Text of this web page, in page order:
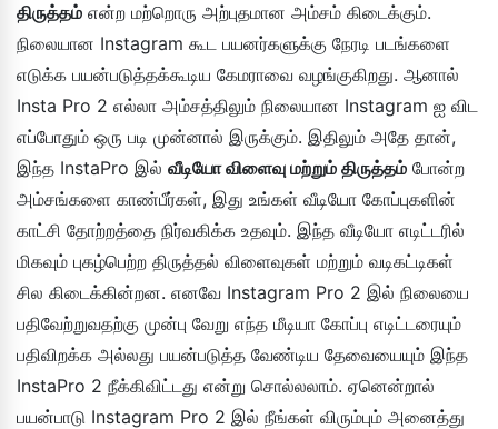
திருத்தம் என்ற மற்றொரு அற்புதமான அம்சம் கிடைக்கும்.
நிலையான Instagram கூட பயனர்களுக்கு நேரடி படங்களை
எடுக்க பயன்படுத்தக்கூடிய கேமராவை வழங்குகிறது. ஆனால்
Insta Pro 2 எல்லா அம்சத்திலும் நிலையான Instagram ஐ விட
எப்போதும் ஒரு படி முன்னால் இருக்கும். இதிலும் அதே தான்,
இந்த InstaPro இல் வீடியோ விளைவு மற்றும் திருத்தம் போன்ற
அம்சங்களை காண்பீர்கள், இது உங்கள் வீடியோ கோப்புகளின்
காட்சி தோற்றத்தை நிர்வகிக்க உதவும். இந்த வீடியோ எடிட்டரில்
மிகவும் புகழ்பெற்ற திருத்தல் விளைவுகள் மற்றும் வடிகட்டிகள்
சில கிடைக்கின்றன. எனவே Instagram Pro 2 இல் நிலையை
பதிவேற்றுவதற்கு முன்பு வேறு எந்த மீடியா கோப்பு எடிட்டரையும்
பதிவிறக்க அல்லது பயன்படுத்த வேண்டிய தேவையையும் இந்த
InstaPro 2 நீக்கிவிட்டது என்று சொல்லலாம். ஏனென்றால்
பயன்பாடு Instagram Pro 2 இல் நீங்கள் விரும்பும் அனைத்து